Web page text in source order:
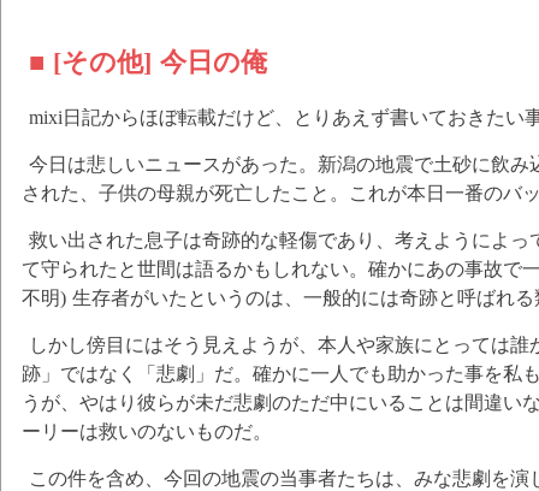
■ [その他] 今日の俺
mixi日記からほぼ転載だけど、とりあえず書いておきたい
今日は悲しいニュースがあった。新潟の地震で土砂に飲み
された、子供の母親が死亡したこと。これが本日一番のバ
救い出された息子は奇跡的な軽傷であり、考えようによっ
て守られたと世間は語るかもしれない。確かにあの事故で
不明) 生存者がいたというのは、一般的には奇跡と呼ばれ
しかし傍目にはそう見えようが、本人や家族にとっては
跡」ではなく「悲劇」だ。確かに一人でも助かった事を私
うが、やはり彼らが未だ悲劇のただ中にいることは間違い
ーリーは救いのないものだ。
この件を含め、今回の地震の当事者たちは、みな悲劇を